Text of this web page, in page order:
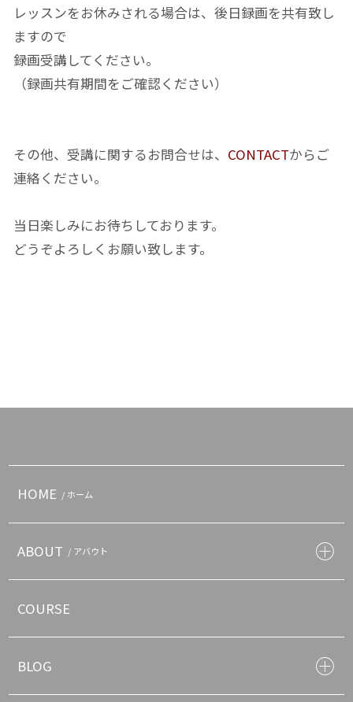
レッスンをお休みされる場合は、後日録画を共有致し
ますので
録画受講してください。
（録画共有期間をご確認ください）
その他、受講に関するお問合せは、 CONTACTからご
連絡ください。
当日楽しみにお待ちしております。
どうぞよろしくお願い致します。
HOME / ホーム
ABOUT / アバウト
COURSE
BLOG